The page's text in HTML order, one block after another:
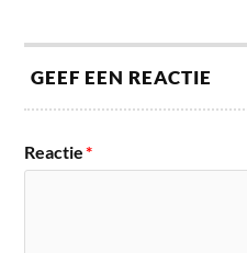
GEEF EEN REACTIE
Reactie*